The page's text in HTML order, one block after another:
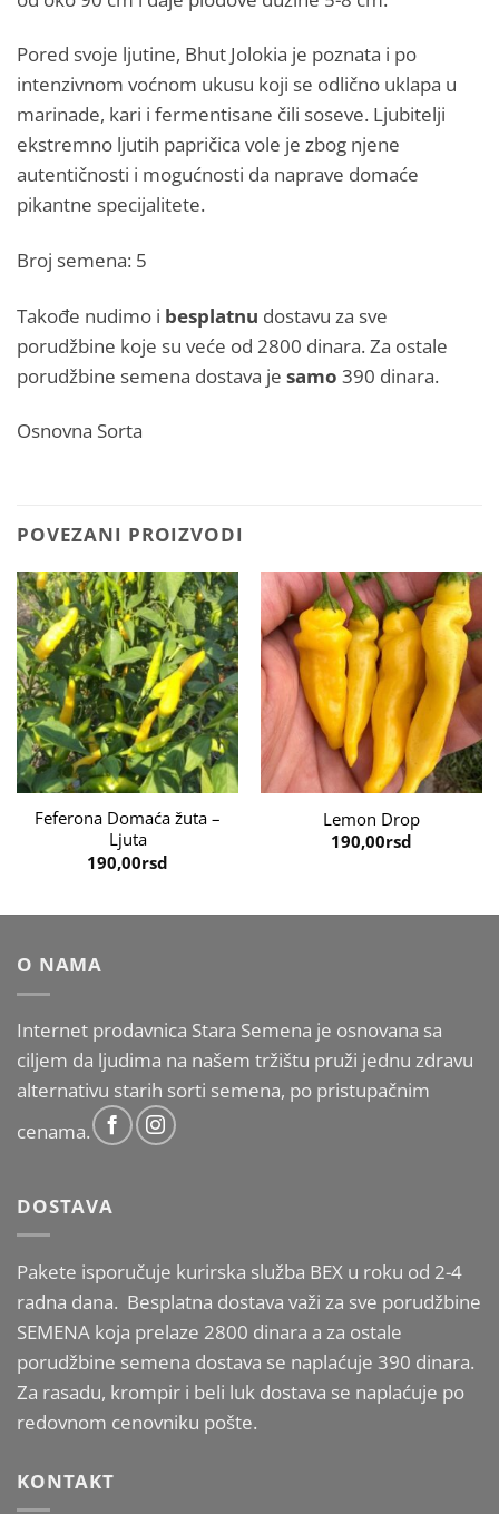
Pored svoje ljutine, Bhut Jolokia je poznata i po
intenzivnom voćnom ukusu koji se odlično uklapa u
marinade, kari i fermentisane čili soseve. Ljubitelji
ekstremno ljutih papričica vole je zbog njene
autentičnosti i mogućnosti da naprave domaće
pikantne specijalitete.
Broj semena: 5
Takođe nudimo i besplatnu dostavu za sve
porudžbine koje su veće od 2800 dinara. Za ostale
porudžbine semena dostava je samo 390 dinara.
Osnovna Sorta
POVEZANI PROIZVODI
Feferona Domaća žuta –
Ljuta
190,00rsd
Lemon Drop
190,00rsd
O NAMA
Internet prodavnica Stara Semena je osnovana sa
ciljem da ljudima na našem tržištu pruži jednu zdravu
alternativu starih sorti semena, po pristupačnim
cenama.
DOSTAVA
Pakete isporučuje kurirska služba BEX u roku od 2-4
radna dana. Besplatna dostava važi za sve porudžbine
SEMENA koja prelaze 2800 dinara a za ostale
porudžbine semena dostava se naplaćuje 390 dinara.
Za rasadu, krompir i beli luk dostava se naplaćuje po
redovnom cenovniku pošte.
KONTAKT